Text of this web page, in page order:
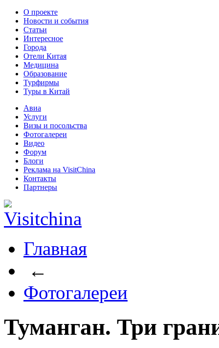
О проекте
Новости и события
Статьи
Интересное
Города
Отели Китая
Медицина
Образование
Турфирмы
Туры в Китай
Авиа
Услуги
Визы и посольства
Фотогалереи
Видео
Форум
Блоги
Реклама на VisitChina
Контакты
Партнеры
Главная
←
Фотогалереи
Туманган. Три